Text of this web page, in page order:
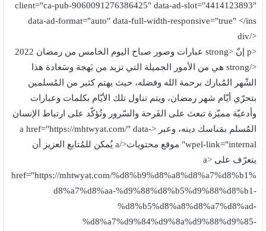
client="ca-pub-9060091276386425" data-ad-slot="4414123893"
data-ad-format="auto" data-full-width-responsive="true" </ins
</div
<p إنّ <strong عبارات وصور صباح اليوم الخامس من رمضان 2022
</strong هي من الأمور الجميلة التي تزيد من بَهجة وسَعادة هذا
الشّهر المُبارك برحمة الله وفضله، حيث يهتم كثير من المُسلمين
بتحرّي أيّام شهر رمضان، ويتم تناول تلك الأيّام بكلمات وعبارات
وأدعيّة مميّزة تبعث على الفَرحة والسّرور وتُؤكّد على ارتباط الإنسان
المُسلم بمَناسك دينه، وعبر <a href="https://mhtwyat.com/" data-
wpel-link="internal" موقع محتويات</a يُمكن للمُتابع العزيز أن
يتعرّف على <a
href="https://mhtwyat.com/%d8%b9%d8%a8%d8%a7%d8%b1%
d8%a7%d8%aa-%d9%88%d8%b5%d9%88%d8%b1-
%d8%b5%d8%a8%d8%a7%d8%ad-
%d8%a7%d9%84%d9%8a%d9%88%d9%85-